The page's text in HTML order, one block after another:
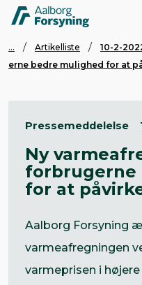
... Artikelliste
10-2-
erne bedre mulighed for at
Pressemeddelelse
Ny
forbrugerne
for at
Aalborg Forsyning
varmeafregningen
varmeprisen i